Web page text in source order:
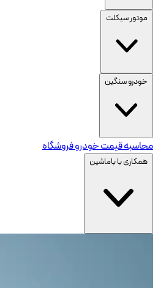
موتور سیکلت
خودرو سنگین
محاسبه قیمت خودروفروشگاه
همکاری با باماشین